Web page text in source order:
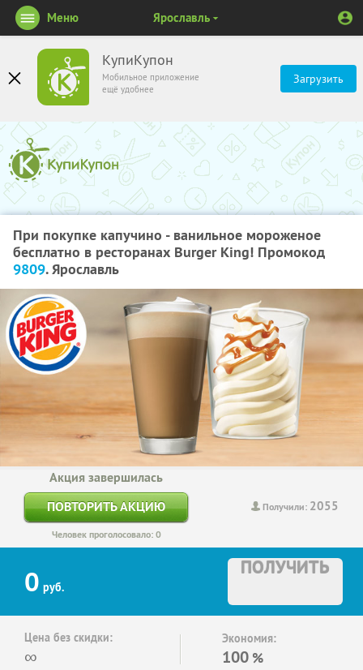
КупиКупон
Мобильное приложение
ещё удобнее
Загрузить
Меню Ярославль
При покупке капучино - ванильное мороженое
бесплатно в ресторанах Burger King! Промокод
9809. Ярославль
Получили: 2055
Акция завершилась
ПОВТОРИТЬ АКЦИЮ
Человек проголосовало: 0
0 руб.
ПОЛУЧИТЬ
Цена без скидки:
∞
Экономия:
100 %